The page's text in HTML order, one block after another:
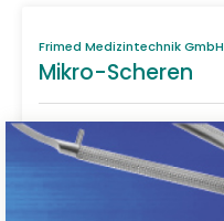
Frimed Medizintechnik GmbH
Mikro-Scheren